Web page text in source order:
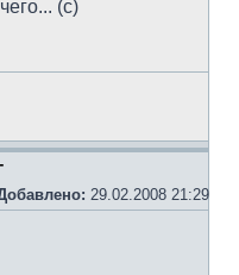
(с)
29.02.2008 21:29